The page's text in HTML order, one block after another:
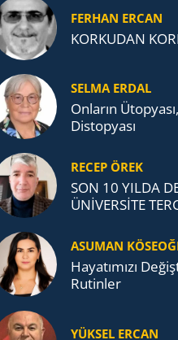
FERHAN ERCAN
KORKUDAN
SELMA ERDAL
Onların
Distopyası
RECEP ÖREK
SON 10 YILDA
ÜNİVERSİTE
ASUMAN
Ha­ya­tı­mı­zı
Ru­tin­ler
YÜKSEL ERCAN